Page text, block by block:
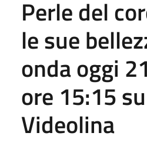
Perle del
le sue
onda oggi
ore 15:15 su
Videolina